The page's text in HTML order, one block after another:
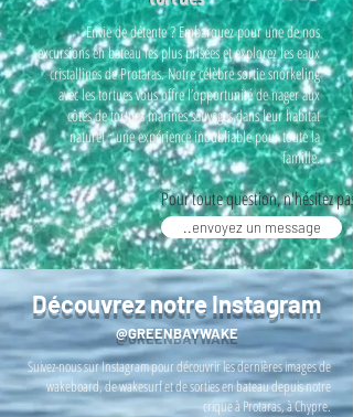
Envie de détente ? Embarquez pour une de nos
excursions en bateau les plus prisées et explorez les eaux
cristallines de Protaras. Notre célèbre sortie snorkeling
avec les tortues vous offre l’opportunité de nager aux
côtés de tortues marines sauvages dans leur habitat
naturel : une expérience inoubliable pour toute la
famille.
Pour toute question, n'hésitez pas
envoyez un message..
Découvrez notre Instagram
@GREENBAYWAKE
Suivez-nous sur Instagram pour découvrir les dernières images de
wakeboard, de wakesurf et de sorties en bateau depuis notre
crique à Protaras, à Chypre.